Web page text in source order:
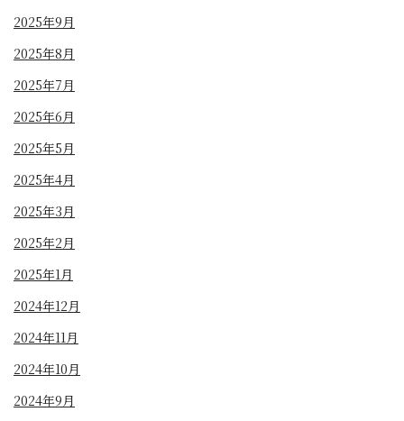
2025年9月
2025年8月
2025年7月
2025年6月
2025年5月
2025年4月
2025年3月
2025年2月
2025年1月
2024年12月
2024年11月
2024年10月
2024年9月